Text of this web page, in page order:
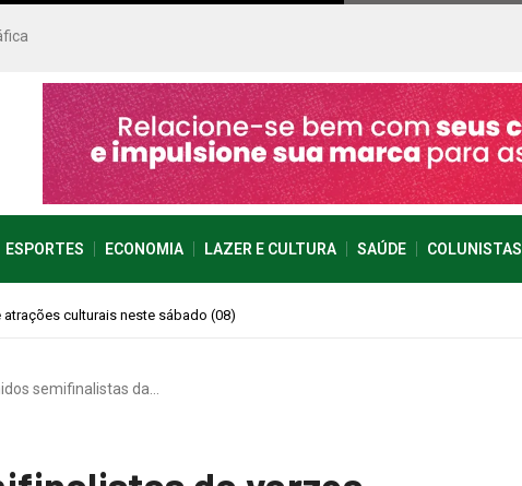
ESPORTES ECONOMIA LAZER E CULTURA SAÚDE COLUNISTAS
em um suspense imprevisível
semifinalistas da…